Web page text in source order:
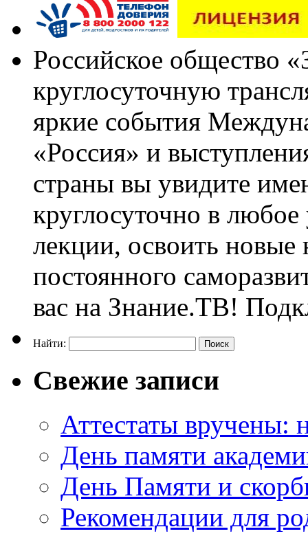
Российское общество
круглосуточную
яркие события
«Россия» и
страны вы увидите
круглосуточно в
лекции, освоить
постоянного
вас на Знание.ТВ!
Найти:
Свежие записи
Аттестаты вручены:
День памяти
День Памяти и
Рекомендации для